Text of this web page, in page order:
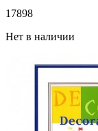
17898
Нет в наличии